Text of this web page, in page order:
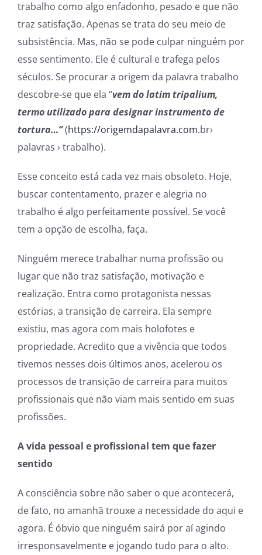
trabalho como algo enfadonho, pesado e que não
traz satisfação. Apenas se trata do seu meio de
subsistência. Mas, não se pode culpar ninguém por
esse sentimento. Ele é cultural e trafega pelos
séculos. Se procurar a origem da palavra trabalho
descobre-se que ela “vem do latimtripalium,
termo utilizado para designar instrumento de
tortura…”(https://origemdapalavra.com.br›
palavras › trabalho).
Esse conceito está cada vez mais obsoleto. Hoje,
buscar contentamento, prazer e alegria no
trabalho é algo perfeitamente possível. Se você
tem a opção de escolha, faça.
Ninguém merece trabalhar numa profissão ou
lugar que não traz satisfação, motivação e
realização. Entra como protagonista nessas
estórias, a transição de carreira. Ela sempre
existiu, mas agora com mais holofotes e
propriedade. Acredito que a vivência que todos
tivemos nesses dois últimos anos, acelerou os
processos de transição de carreira para muitos
profissionais que não viam mais sentido em suas
profissões.
A vida pessoal e profissional tem que fazer
sentido
A consciência sobre não saber o que acontecerá,
de fato, no amanhã trouxe a necessidade do aqui e
agora. É óbvio que ninguém sairá por aí agindo
irresponsavelmente e jogando tudo para o alto.